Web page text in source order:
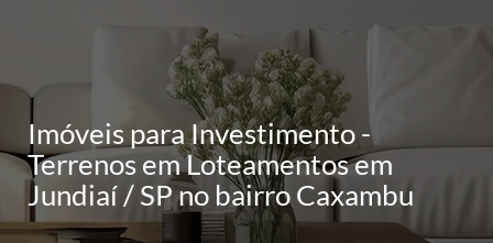
Imóveis para Investimento -
Terrenos em Loteamentos em
Jundiaí / SP no bairro Caxambu